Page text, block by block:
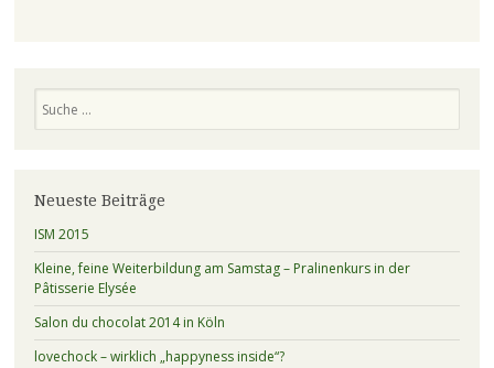
Neueste Beiträge
ISM 2015
Kleine, feine Weiterbildung am Samstag – Pralinenkurs in der
Pâtisserie Elysée
Salon du chocolat 2014 in Köln
lovechock – wirklich „happyness inside“?